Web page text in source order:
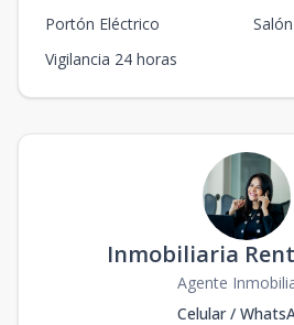
Portón Eléctrico
Vigilancia 24 horas
Inmobiliaria
Agente
Celular /